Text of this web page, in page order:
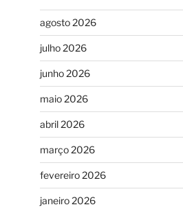
agosto 2026
julho 2026
junho 2026
maio 2026
abril 2026
março 2026
fevereiro 2026
janeiro 2026